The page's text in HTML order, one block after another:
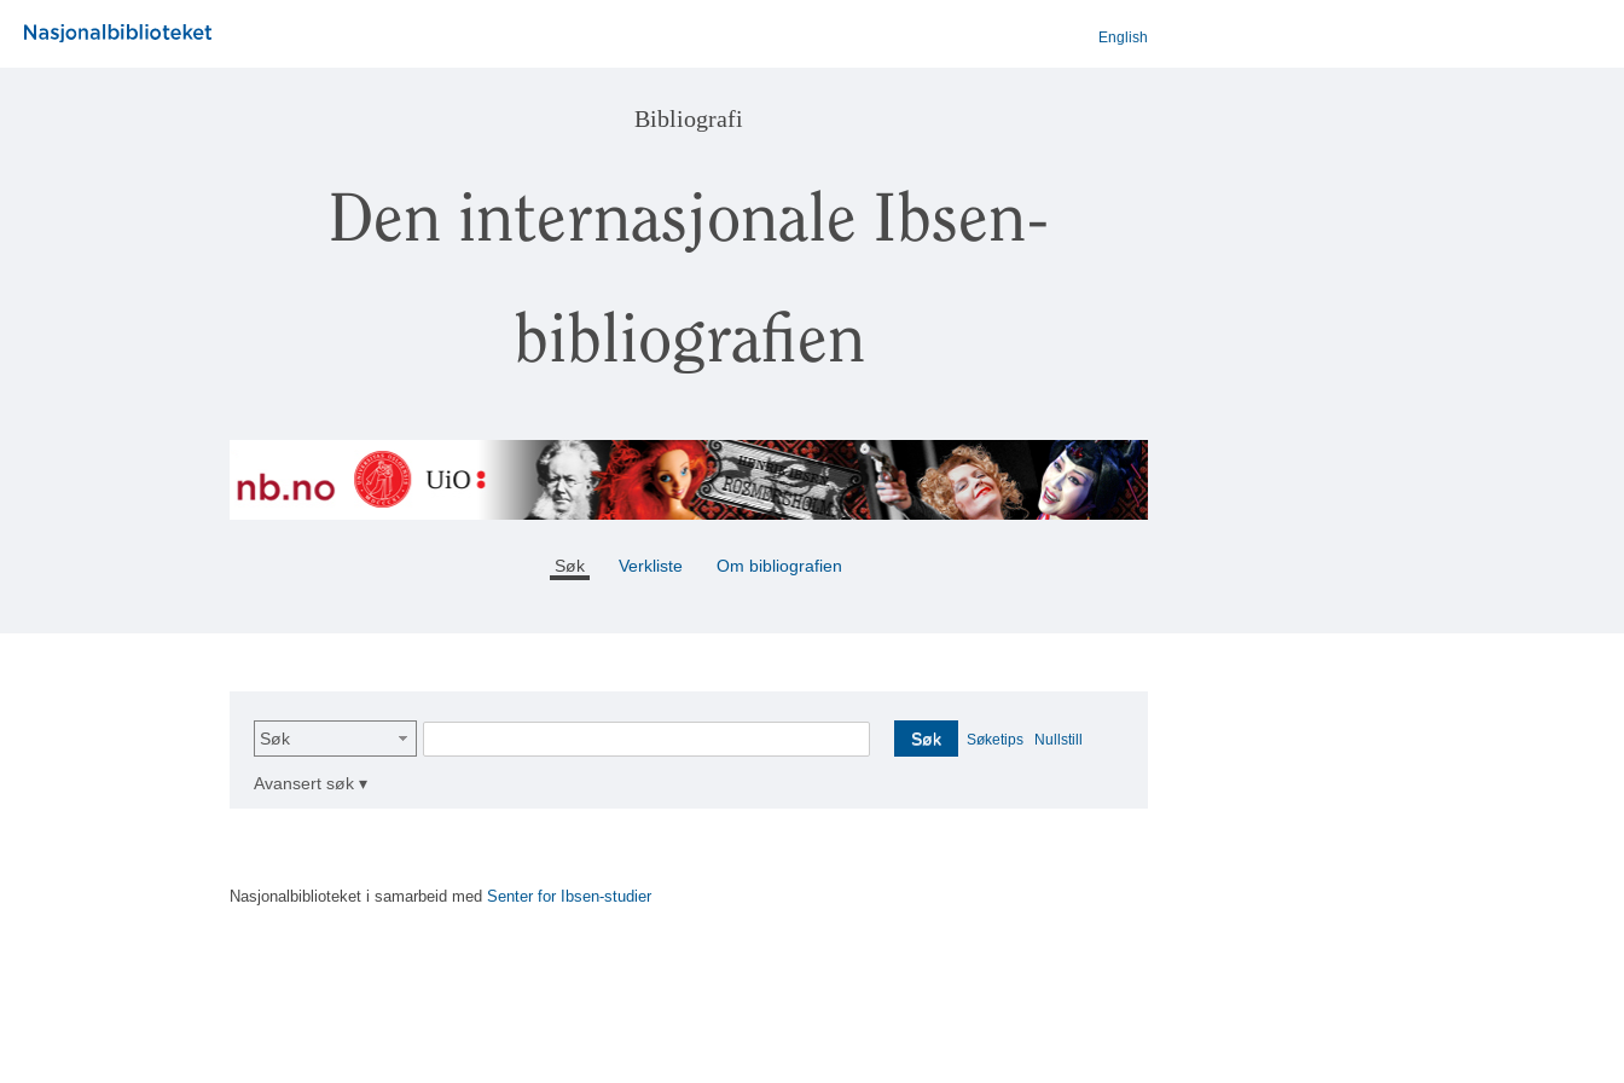
English
Bibliografi
Den internasjonale Ibsen-
bibliografien
Søk Verkliste Om bibliografien
Søk Søk Søketips Nullstill
Avansert søk ▾
Nasjonalbiblioteket i samarbeid med Senter for Ibsen-studier